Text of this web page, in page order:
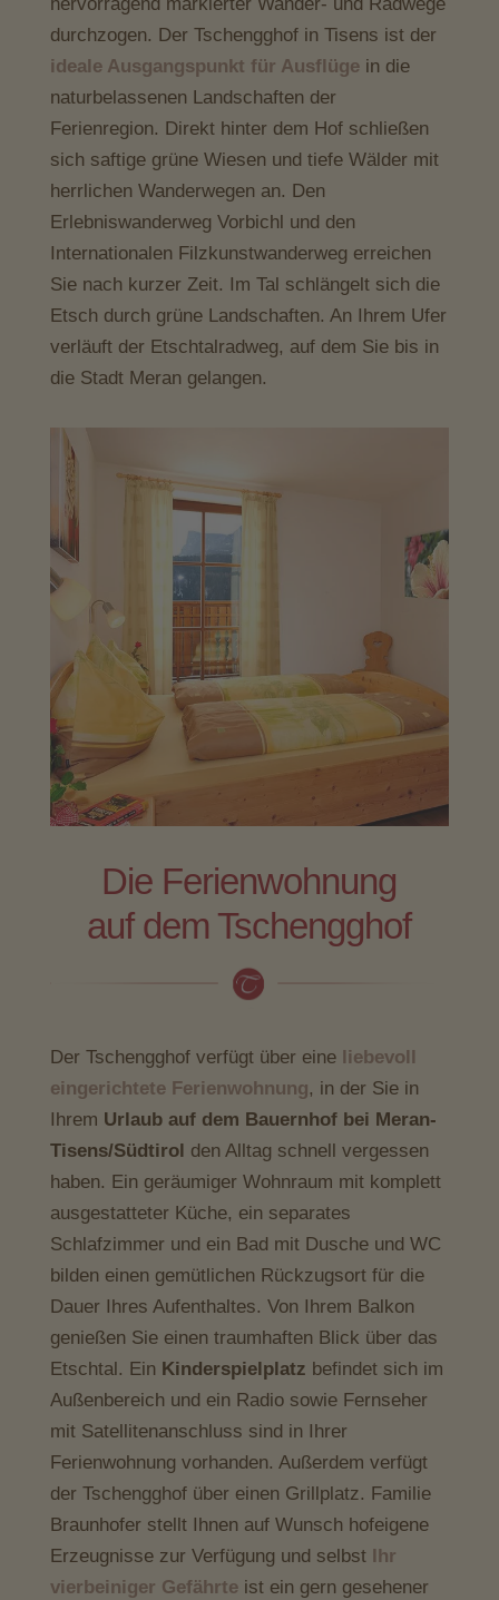
durchzogen. Der Tschengghof in Tisens ist der
ideale Ausgangspunkt für Ausflügein die
naturbelassenen Landschaften der
Ferienregion. Direkt hinter dem Hof schließen
sich saftige grüne Wiesen und tiefe Wälder mit
herrlichen Wanderwegen an. Den
Erlebniswanderweg Vorbichl und den
Internationalen Filzkunstwanderweg erreichen
Sie nach kurzer Zeit. Im Tal schlängelt sich die
Etsch durch grüne Landschaften. An Ihrem Ufer
verläuft der Etschtalradweg, auf dem Sie bis in
die Stadt Meran gelangen.
Die Ferienwohnung
auf dem Tschengghof
Der Tschengghof verfügt über eine liebevoll
eingerichtete Ferienwohnung, in der Sie in
Ihrem Urlaub auf dem Bauernhof bei Meran-
Tisens/Südtirol den Alltag schnell vergessen
haben. Ein geräumiger Wohnraum mit komplett
ausgestatteter Küche, ein separates
Schlafzimmer und ein Bad mit Dusche und WC
bilden einen gemütlichen Rückzugsort für die
Dauer Ihres Aufenthaltes. Von Ihrem Balkon
genießen Sie einen traumhaften Blick über das
Etschtal. Ein Kinderspielplatz befindet sich im
Außenbereich und ein Radio sowie Fernseher
mit Satellitenanschluss sind in Ihrer
Ferienwohnung vorhanden. Außerdem verfügt
der Tschengghof über einen Grillplatz. Familie
Braunhofer stellt Ihnen auf Wunsch hofeigene
Erzeugnisse zur Verfügung und selbst Ihr
vierbeiniger Gefährteist ein gern gesehener